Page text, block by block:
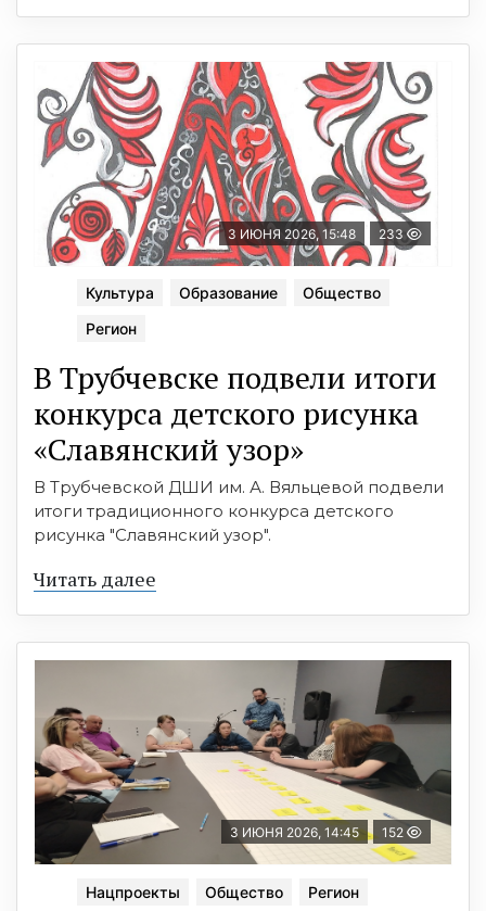
3 ИЮНЯ 2026, 15:48 233
Культура Образование
Общество
Регион
В Трубчевске подвели итоги
конкурса детского рисунка
«Славянский узор»
В Трубчевской ДШИ им. А. Вяльцевой подвели
итоги традиционного конкурса детского
рисунка "Славянский узор".
Читать далее
3 ИЮНЯ 2026, 14:45 152
Нацпроекты Общество
Регион